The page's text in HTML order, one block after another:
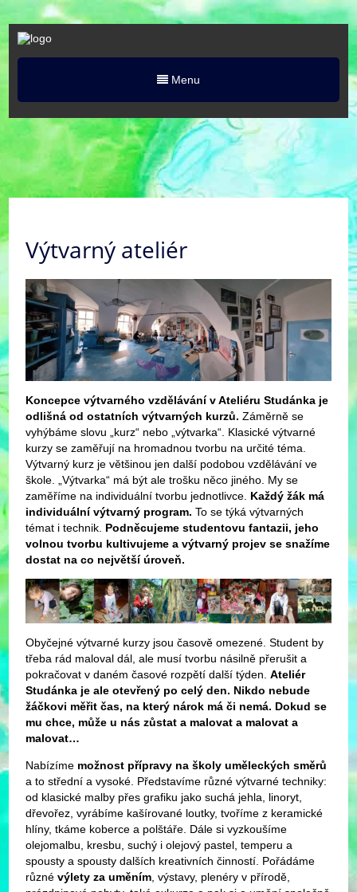
Menu
Výtvarný ateliér
Koncepce výtvarného vzdělávání v Ateliéru Studánka je
odlišná od ostatních výtvarných kurzů. Záměrně se
vyhýbáme slovu „kurz“ nebo „výtvarka“. Klasické výtvarné
kurzy se zaměřují na hromadnou tvorbu na určité téma.
Výtvarný kurz je většinou jen další podobou vzdělávání ve
škole. „Výtvarka“ má být ale trošku něco jiného. My se
zaměříme na individuální tvorbu jednotlivce. Každý žák má
individuální výtvarný program. To se týká výtvarných
témat i technik. Podněcujeme studentovu fantazii, jeho
volnou tvorbu kultivujeme a výtvarný projev se snažíme
dostat na co největší úroveň.
Obyčejné výtvarné kurzy jsou časově omezené. Student by
třeba rád maloval dál, ale musí tvorbu násilně přerušit a
pokračovat v daném časové rozpětí další týden. Ateliér
Studánka je ale otevřený po celý den. Nikdo nebude
žáčkovi měřit čas, na který nárok má či nemá. Dokud se
mu chce, může u nás zůstat a malovat a malovat a
malovat…
Nabízíme možnost přípravy na školy uměleckých směrů
a to střední a vysoké. Představíme různé výtvarné techniky:
od klasické malby přes grafiku jako suchá jehla, linoryt,
dřevořez, vyrábíme kašírované loutky, tvoříme z keramické
hlíny, tkáme koberce a polštáře. Dále si vyzkoušíme
olejomalbu, kresbu, suchý i olejový pastel, temperu a
spousty a spousty dalších kreativních činností. Pořádáme
různé výlety za uměním, výstavy, plenéry v přírodě,